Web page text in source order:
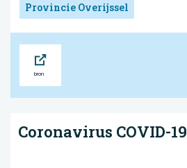
Provincie Overijssel
Coronavirus COVID-19